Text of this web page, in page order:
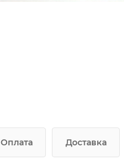
Оплата Доставка